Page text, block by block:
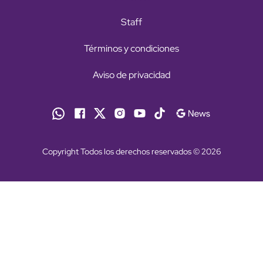
Staff
Términos y condiciones
Aviso de privacidad
Copyright Todos los derechos reservados © 2026